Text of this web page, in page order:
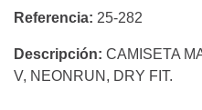
Referencia: 25-282
Descripción: CAMISETA
V, NEONRUN, DRY FIT.